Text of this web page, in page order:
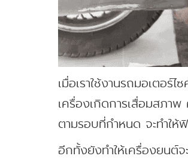
เมื่อเราใช้งานรถมอเตอ
เครื่องเกิดการเสื่อมสภา
ตามรอบที่กำหนด จะทำให้
อีกทั้งยังทำให้เครื่องยนต์